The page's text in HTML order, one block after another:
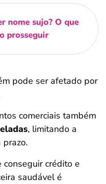
nome sujo? O que
prosseguir
pode ser afetado por
comerciais também
, limitando a
conseguir crédito e
saudável é